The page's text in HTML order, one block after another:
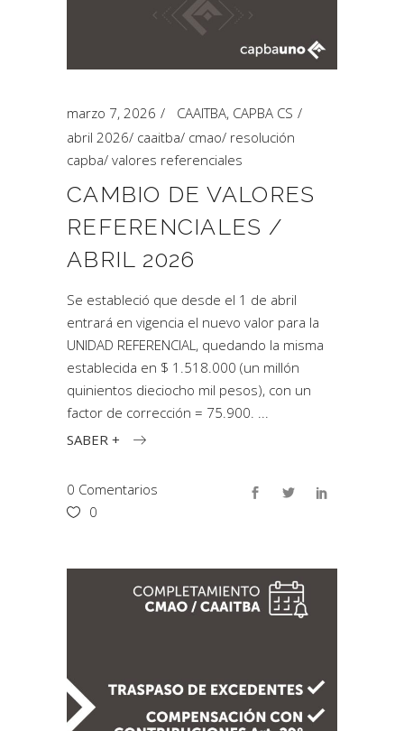
marzo 7, 2026 CAAITBA, CAPBA CS
abril 2026/ caaitba/ cmao/ resolución
capba/ valores referenciales
CAMBIO DE VALORES
REFERENCIALES /
ABRIL 2026
Se estableció que desde el 1 de abril
entrará en vigencia el nuevo valor para la
UNIDAD REFERENCIAL, quedando la misma
establecida en $ 1.518.000 (un millón
quinientos dieciocho mil pesos), con un
factor de corrección = 75.900.
SABER +
0 Comentarios
0